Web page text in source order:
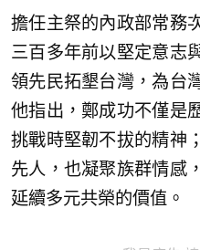
擔任主祭的內政部常務
三百多年前以堅定意志
領先民拓墾台灣，為台
他指出，鄭成功不僅是
挑戰時堅韌不拔的精神
先人，也凝聚族群情感
延續多元共榮的價值。